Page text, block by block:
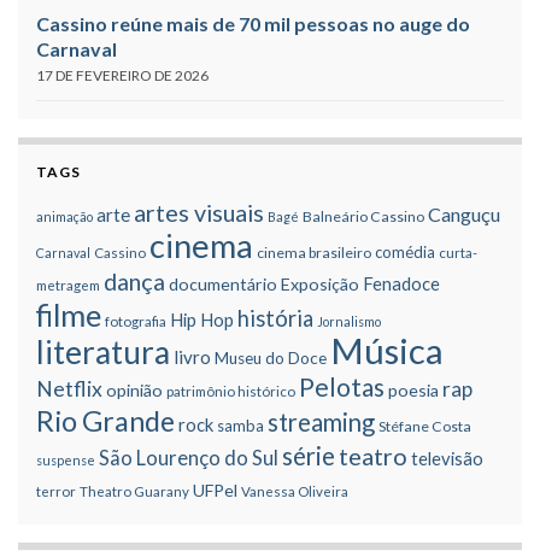
Cassino reúne mais de 70 mil pessoas no auge do
Carnaval
17 DE FEVEREIRO DE 2026
TAGS
animação arte artes visuais Bagé Balneário Cassino Canguçu
Carnaval Cassino cinema cinema brasileiro comédia curta-
metragem dança documentário Exposição Fenadoce
filme fotografia Hip Hop história Jornalismo
literatura livro Museu do Doce Música
Netflixopinião patrimônio histórico Pelotas poesia rap
Rio Grande rock samba streaming Stéfane Costa
suspense São Lourenço do Sul série teatro televisão
terror Theatro Guarany UFPel Vanessa Oliveira